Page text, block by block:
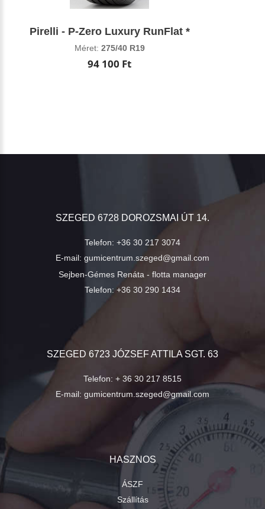
Pirelli - P-Zero Luxury RunFlat *
Méret: 275/40 R19
94 100 Ft
SZEGED 6728 DOROZSMAI ÚT 14.
Telefon: +36 30 217 3074
E-mail: gumicentrum.szeged@gmail.com
Sejben-Gémes Renáta - flotta manager
Telefon: +36 30 290 1434
SZEGED 6723 JÓZSEF ATTILA SGT. 63
Telefon: + 36 30 217 8515
E-mail: gumicentrum.szeged@gmail.com
HASZNOS
ÁSZF
Szállítás